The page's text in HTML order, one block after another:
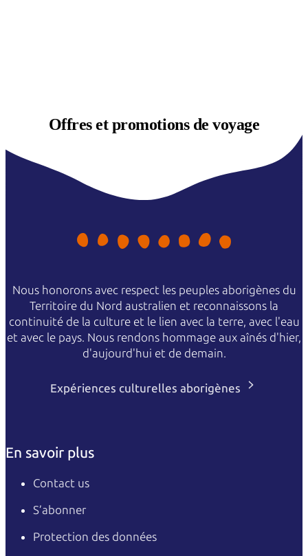
Offres etpromotions de voyage
Nous honorons avec respect les peuples aborigènes du
Territoire du Nord australien et reconnaissons la
continuité de la culture et le lien avec la terre, avec l'eau
et avec le pays. Nous rendons hommage aux aînés d'hier,
d'aujourd'hui et de demain.
Expériences culturelles aborigènes
En savoir plus
Contact us
S’abonner
Protection des données